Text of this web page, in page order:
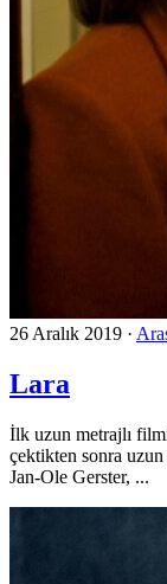
26 Aralık 2019 ·
Lara
İlk uzun metrajlı
çektikten sonra
Jan-Ole Gerster, ...